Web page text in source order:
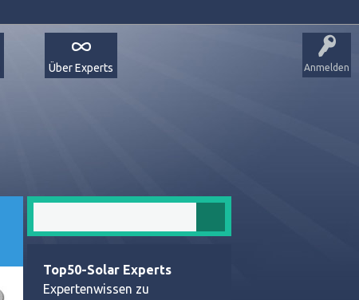
Anmelden
Über Experts
Top50-Solar Experts
Expertenwissen zu